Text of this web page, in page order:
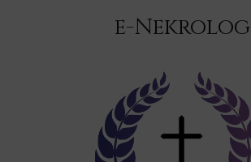
e-Nekrolog